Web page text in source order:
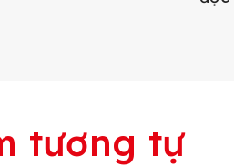
tương tự